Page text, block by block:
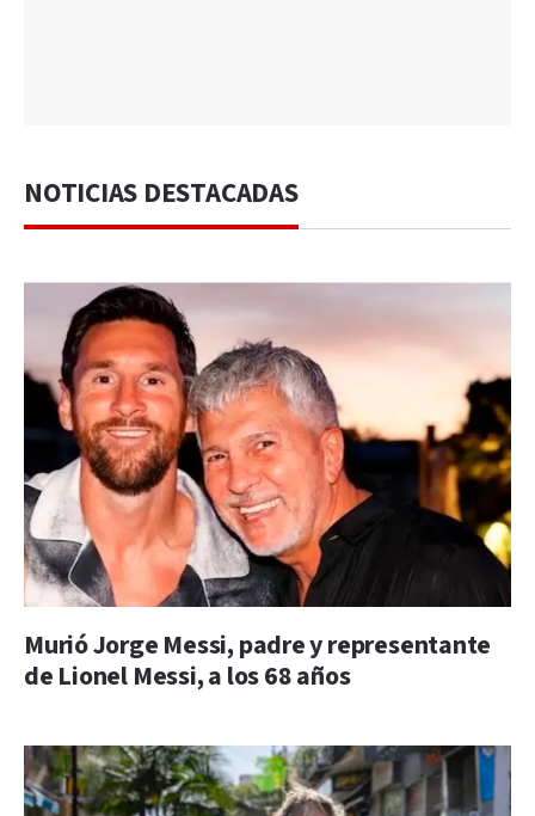
NOTICIAS DESTACADAS
Murió Jorge Messi, padre y representante
de Lionel Messi, a los 68 años